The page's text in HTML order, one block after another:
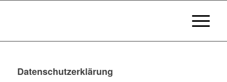
Datenschutzerklärung